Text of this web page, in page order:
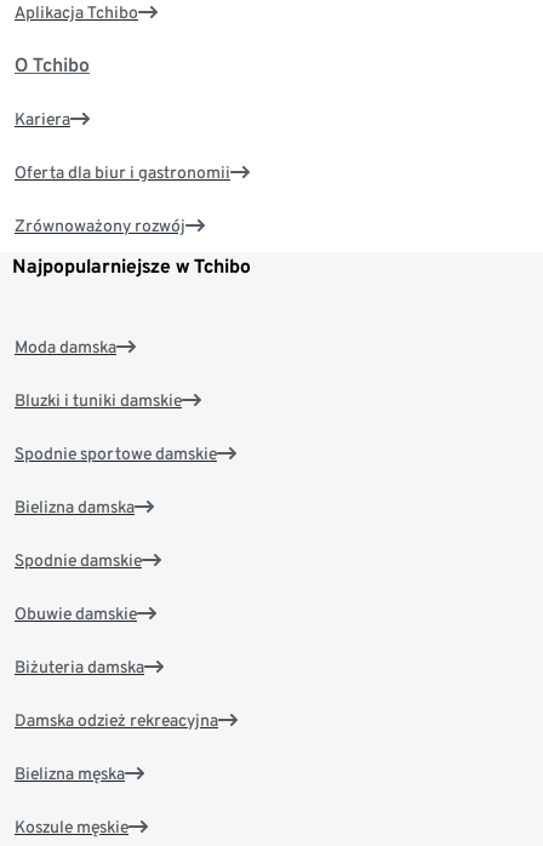
Aplikacja Tchibo
O Tchibo
Kariera
Oferta dla biur i gastronomii
Zrównoważony rozwój
Najpopularniejsze w Tchibo
Moda damska
Bluzki i tuniki damskie
Spodnie sportowe damskie
Bielizna damska
Spodnie damskie
Obuwie damskie
Biżuteria damska
Damska odzież rekreacyjna
Bielizna męska
Koszule męskie